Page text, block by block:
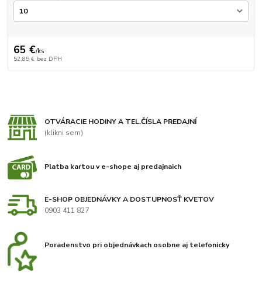
65 €/ks
52,85 € bez DPH
OTVÁRACIE HODINY A TEL.ČÍSLA PREDAJNÍ
(klikni sem)
Platba kartou v e-shope aj predajnaich
E-SHOP OBJEDNÁVKY A DOSTUPNOSŤ KVETOV
0903 411 827
Poradenstvo pri objednávkach osobne aj telefonicky